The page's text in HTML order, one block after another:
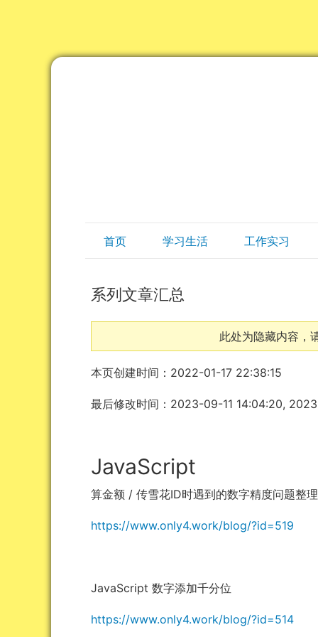
首页 学习生活 工作实习
系列文章汇总
此处为隐藏内容，
本页创建时间：2022-01-17 22:38:15
最后修改时间：2023-09-11 14:04:20,
JavaScript
算金额 / 传雪花ID时遇到的数字精度问题整
https://www.only4.work/blog/?id=519
JavaScript 数字添加千分位
https://www.only4.work/blog/?id=514